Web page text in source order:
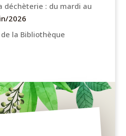
déchèterie : du mardi au
2026
la Bibliothèque